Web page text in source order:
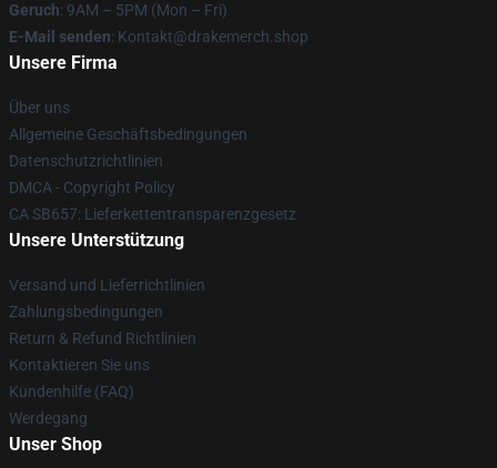
Geruch: 9AM – 5PM (Mon – Fri)
E-Mail senden: Kontakt@drakemerch.shop
Unsere Firma
Über uns
Allgemeine Geschäftsbedingungen
Datenschutzrichtlinien
DMCA - Copyright Policy
CA SB657: Lieferkettentransparenzgesetz
Unsere Unterstützung
Versand und Lieferrichtlinien
Zahlungsbedingungen
Return & Refund Richtlinien
Kontaktieren Sie uns
Kundenhilfe (FAQ)
Werdegang
Unser Shop